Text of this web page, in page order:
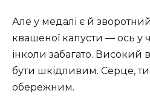
Але у медалі є й зворотний
квашеної капусти — ось у
інколи забагато. Високий
бути шкідливим. Серце,
обережним.